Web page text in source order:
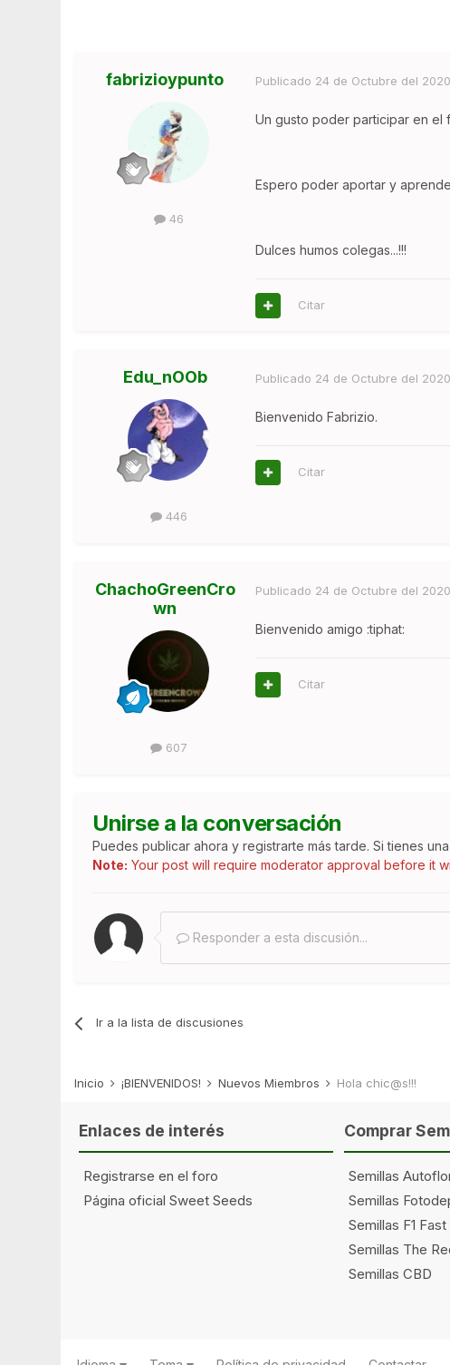
fabrizioypunto
46
Publicado 24 de Octubre del 2020
Un gusto poder participar en el
Espero poder aportar y
Dulces humos colegas...!!!
Citar
Edu_nOOb
446
Publicado 24 de Octubre del 2020
Bienvenido Fabrizio.
Citar
ChachoGreenCro
wn
607
Publicado 24 de Octubre del 2020
Bienvenido amigo :tiphat:
Citar
Unirse a la conversación
Puedes publicar ahora y registrarte más tarde. Si tienes
Note: Your post will require moderator approval before it
Responder a esta discusión...
Ir a la lista de discusiones
Inicio ¡BIENVENIDOS! Nuevos Miembros Hola chic@s!!!
Enlaces de interés
Registrarse en el foro
Página oficial Sweet Seeds
Comprar
Semillas
Semillas
Semillas F1
Semillas The
Semillas CBD